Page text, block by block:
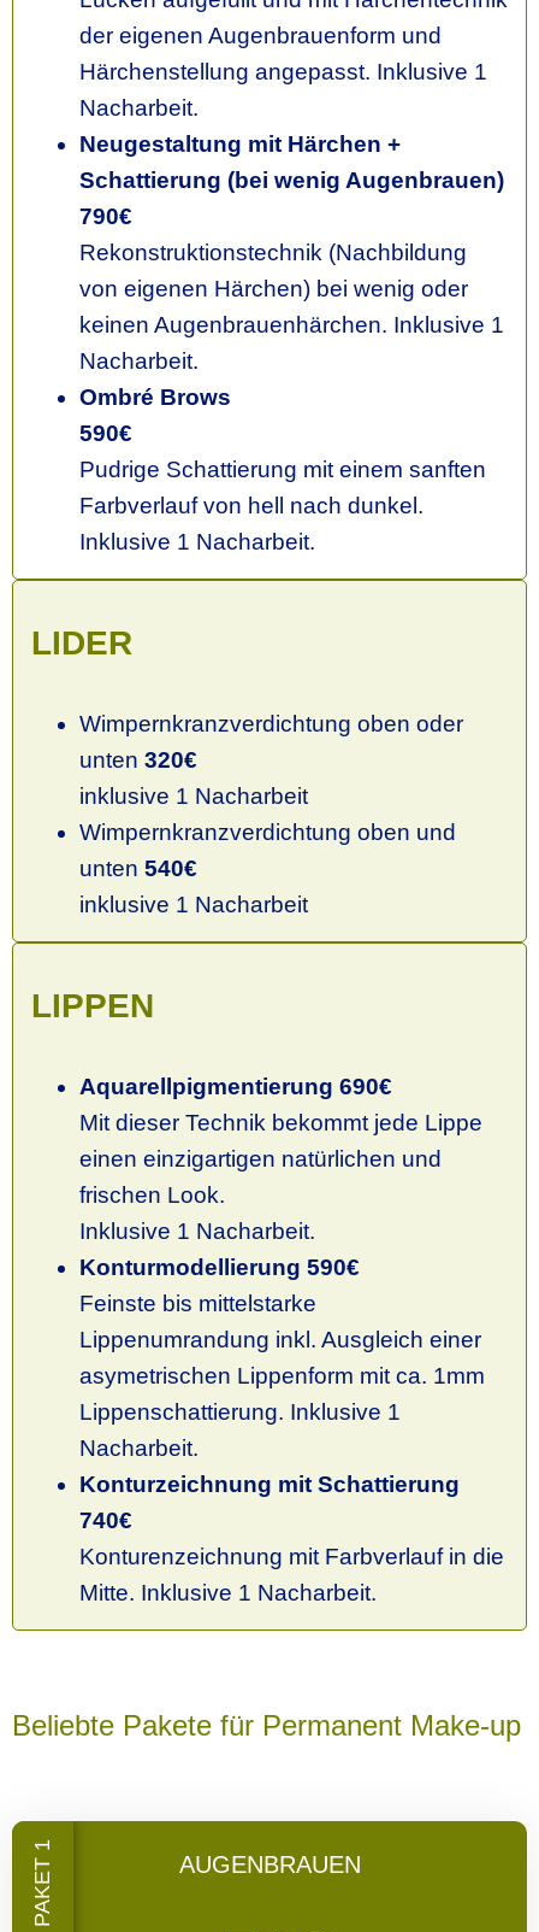
der eigenen Augenbrauenform und
Härchenstellung angepasst. Inklusive 1
Nacharbeit.
Neugestaltung mit Härchen +
Schattierung (bei wenig Augenbrauen)
790€
Rekonstruktionstechnik (Nachbildung
von eigenen Härchen) bei wenig oder
keinen Augenbrauenhärchen. Inklusive 1
Nacharbeit.
Ombré Brows
590€
Pudrige Schattierung mit einem sanften
Farbverlauf von hell nach dunkel.
Inklusive 1 Nacharbeit.
LIDER
Wimpernkranzverdichtung oben oder
unten 320€
inklusive 1 Nacharbeit
Wimpernkranzverdichtung oben und
unten 540€
inklusive 1 Nacharbeit
LIPPEN
Aquarellpigmentierung 690€
Mit dieser Technik bekommt jede Lippe
einen einzigartigen natürlichen und
frischen Look.
Inklusive 1 Nacharbeit.
Konturmodellierung 590€
Feinste bis mittelstarke
Lippenumrandung inkl. Ausgleich einer
asymetrischen Lippenform mit ca. 1mm
Lippenschattierung. Inklusive 1
Nacharbeit.
Konturzeichnung mit Schattierung
740€
Konturenzeichnung mit Farbverlauf in die
Mitte. Inklusive 1 Nacharbeit.
Beliebte Pakete für Permanent Make-up
PAKET 1 AUGENBRAUEN